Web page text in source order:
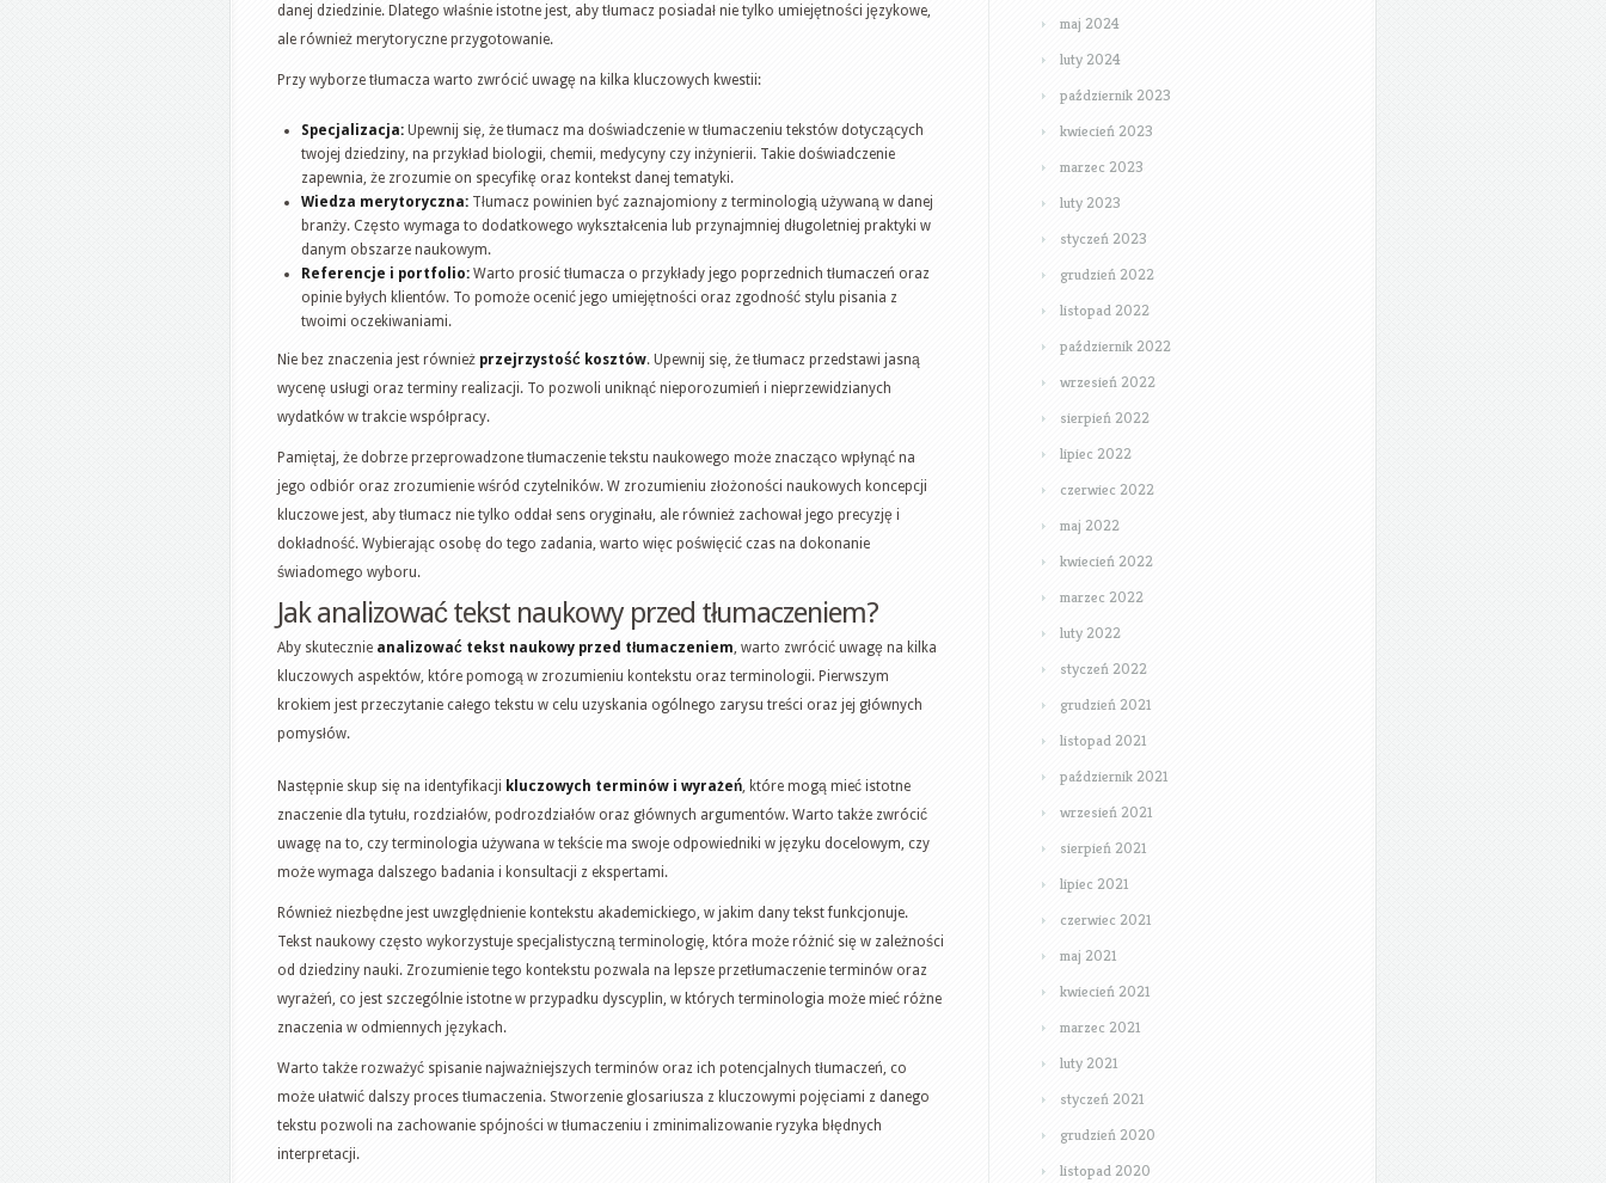
danej dziedzinie. Dlatego właśnie istotne jest, aby tłumacz posiadał nie tylko umiejętności językowe,
ale również merytoryczne przygotowanie.
Przy wyborze tłumacza warto zwrócić uwagę na kilka kluczowych kwestii:
Specjalizacja: Upewnij się, że tłumacz ma doświadczenie w tłumaczeniu tekstów dotyczących
twojej dziedziny, na przykład biologii, chemii, medycyny czy inżynierii. Takie doświadczenie
zapewnia, że zrozumie on specyfikę oraz kontekst danej tematyki.
Wiedza merytoryczna: Tłumacz powinien być zaznajomiony z terminologią używaną w danej
branży. Często wymaga to dodatkowego wykształcenia lub przynajmniej długoletniej praktyki w
danym obszarze naukowym.
Referencje i portfolio: Warto prosić tłumacza o przykłady jego poprzednich tłumaczeń oraz
opinie byłych klientów. To pomoże ocenić jego umiejętności oraz zgodność stylu pisania z
twoimi oczekiwaniami.
Nie bez znaczenia jest również przejrzystość kosztów. Upewnij się, że tłumacz przedstawi jasną
wycenę usługi oraz terminy realizacji. To pozwoli uniknąć nieporozumień i nieprzewidzianych
wydatków w trakcie współpracy.
Pamiętaj, że dobrze przeprowadzone tłumaczenie tekstu naukowego może znacząco wpłynąć na
jego odbiór oraz zrozumienie wśród czytelników. W zrozumieniu złożoności naukowych koncepcji
kluczowe jest, aby tłumacz nie tylko oddał sens oryginału, ale również zachował jego precyzję i
dokładność. Wybierając osobę do tego zadania, warto więc poświęcić czas na dokonanie
świadomego wyboru.
Jak analizować tekst naukowy przed tłumaczeniem?
Aby skutecznie analizować tekst naukowy przed tłumaczeniem , warto zwrócić uwagę na kilka
kluczowych aspektów, które pomogą w zrozumieniu kontekstu oraz terminologii. Pierwszym
krokiem jest przeczytanie całego tekstu w celu uzyskania ogólnego zarysu treści oraz jej głównych
pomysłów.
Następnie skup się na identyfikacji kluczowych terminów i wyrażeń , które mogą mieć istotne
znaczenie dla tytułu, rozdziałów, podrozdziałów oraz głównych argumentów. Warto także zwrócić
uwagę na to, czy terminologia używana w tekście ma swoje odpowiedniki w języku docelowym, czy
może wymaga dalszego badania i konsultacji z ekspertami.
Również niezbędne jest uwzględnienie kontekstu akademickiego, w jakim dany tekst funkcjonuje.
Tekst naukowy często wykorzystuje specjalistyczną terminologię, która może różnić się w zależności
od dziedziny nauki. Zrozumienie tego kontekstu pozwala na lepsze przetłumaczenie terminów oraz
wyrażeń, co jest szczególnie istotne w przypadku dyscyplin, w których terminologia może mieć różne
znaczenia w odmiennych językach.
Warto także rozważyć spisanie najważniejszych terminów oraz ich potencjalnych tłumaczeń, co
może ułatwić dalszy proces tłumaczenia. Stworzenie glosariusza z kluczowymi pojęciami z danego
tekstu pozwoli na zachowanie spójności w tłumaczeniu i zminimalizowanie ryzyka błędnych
interpretacji.
maj 2024
luty 2024
październik 2023
kwiecień 2023
marzec 2023
luty 2023
styczeń 2023
grudzień 2022
listopad 2022
październik 2022
wrzesień 2022
sierpień 2022
lipiec 2022
czerwiec 2022
maj 2022
kwiecień 2022
marzec 2022
luty 2022
styczeń 2022
grudzień 2021
listopad 2021
październik 2021
wrzesień 2021
sierpień 2021
lipiec 2021
czerwiec 2021
maj 2021
kwiecień 2021
marzec 2021
luty 2021
styczeń 2021
grudzień 2020
listopad 2020